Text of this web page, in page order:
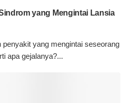
yang Mengintai Lansia
yang mengintai seseorang
apa gejalanya?...